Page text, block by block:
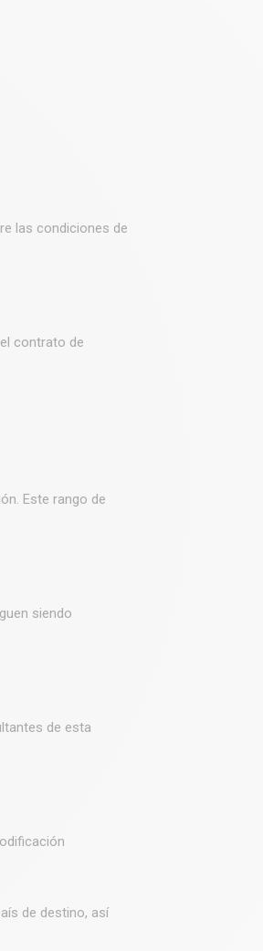
tus Opciones
las condiciones de
contrato de
Este rango de
siendo
de esta
de destino, así